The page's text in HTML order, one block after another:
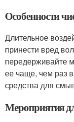
Особенности
Длительное
принести вред
передерживайте
ее чаще, чем раз
средства для
Мероприятия